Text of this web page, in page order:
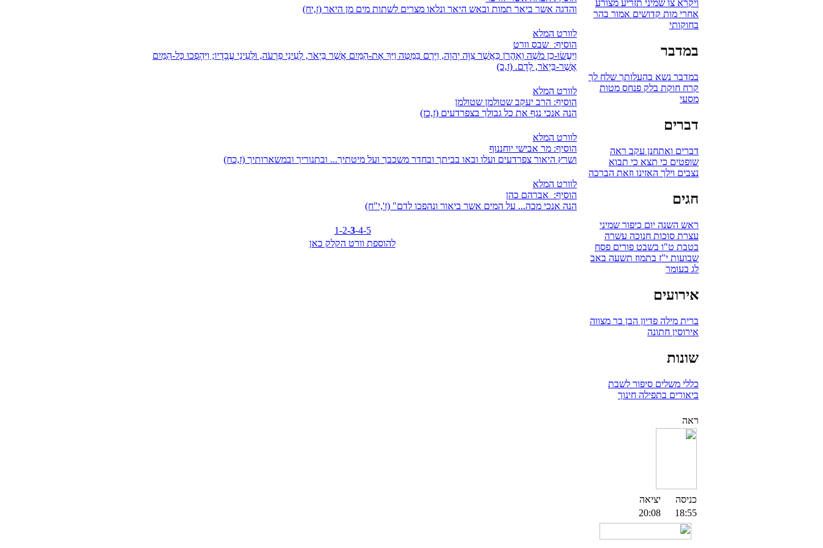
ויקרא צו שמיני תזריע מצורע
אחרי מות קדושים אמור בהר
בחוקותי
במדבר
במדבר נשא בהעלותך שלח לך
קרח חוקת בלק פנחס מטות
מסעי
דברים
דברים ואתחנן עקב ראה
שופטים כי תצא כי תבוא
נצבים וילך האזינו וזאת הברכה
חגים
ראש השנה יום כיפור שמיני
עצרת סוכות חנוכה עשרה
בטבת ט"ו בשבט פורים פסח
שבועות י"ז בתמוז תשעה באב
לג בעומר
אירועים
ברית מילה פדיון הבן בר מצווה
אירוסין חתונה
שונות
כללי משלים סיפור לשבת
ביאורים בתפילה חינוך
ראה
כניסה
יציאה
18:55
20:08
והדגה אשר ביאר תמות ובאש היאר ונלאו מצרים לשתות מים מן היאר (ז,יח)
לוורט המלא
הוסיף: שבס וורט
וַיַּעֲשׂוּ-כֵן מֹשֶׁה וְאַהֲרֹן כַּאֲשֶׁר צִוָּה יְהוָה, וַיָּרֶם בַּמַּטֶּה וַיַּךְ אֶת-הַמַּיִם אֲשֶׁר בַּיְאֹר, לְעֵינֵי פַרְעֹה, וּלְעֵינֵי עֲבָדָיו; וַיֵּהָפְכוּ כָּל-הַמַּיִם
אֲשֶׁר-בַּיְאֹר, לְדָם. (ז,כ)
לוורט המלא
הוסיף: הרב יעקב שטולמן שטולמן
הנה אנכי נגף את כל גבולך בצפרדעים (ז,כז)
לוורט המלא
הוסיף: מר אבישי יוחננוף
ושרץ היאור צפרדעים ועלו ובאו בביתך ובחדר משכבך ועל מיטתיך... ובתנוריך ובמשארותיך (ז,כח)
לוורט המלא
הוסיף: אברהם כהן
הנה אנכי מכה... על המים אשר ביאור ונהפכו לדם" (ז',י"ח)
1-2-3-4-5
להוספת וורט הקלק כאן